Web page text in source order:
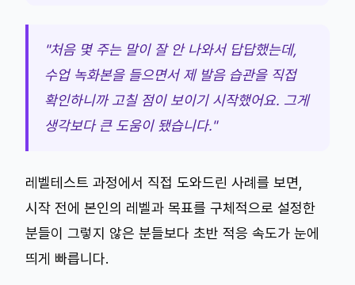
"처음 몇 주는 말이 잘 안 나와서 답답했는데,
수업 녹화본을 들으면서 제 발음 습관을 직접
확인하니까 고칠 점이 보이기 시작했어요. 그게
생각보다 큰 도움이 됐습니다."
레벨테스트 과정에서 직접 도와드린 사례를 보면,
시작 전에 본인의 레벨과 목표를 구체적으로 설정한
분들이 그렇지 않은 분들보다 초반 적응 속도가 눈에
띄게 빠릅니다.